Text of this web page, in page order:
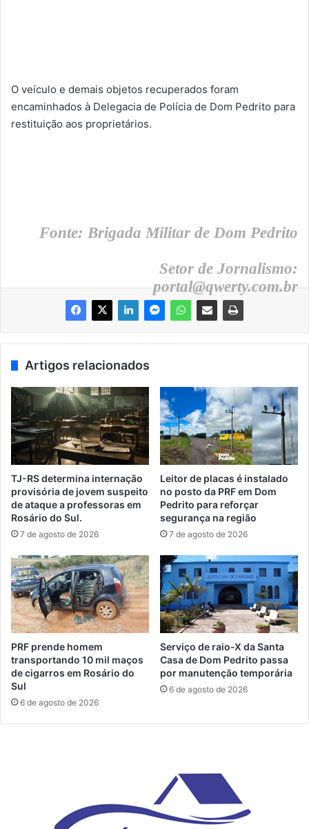
O veículo e demais objetos recuperados foram
encaminhados à Delegacia de Polícia de Dom Pedrito para
restituição aos proprietários.
Fonte: Brigada Militar de Dom Pedrito
Setor de Jornalismo:
portal@qwerty.com.br
Artigos relacionados
TJ-RS determina internação
provisória de jovem suspeito
de ataque a professoras em
Rosário do Sul.
7 de agosto de 2026
Leitor de placas é instalado
no posto da PRF em Dom
Pedrito para reforçar
segurança na região
7 de agosto de 2026
PRF prende homem
transportando 10 mil maços
de cigarros em Rosário do
Sul
6 de agosto de 2026
Serviço de raio-X da Santa
Casa de Dom Pedrito passa
por manutenção temporária
6 de agosto de 2026